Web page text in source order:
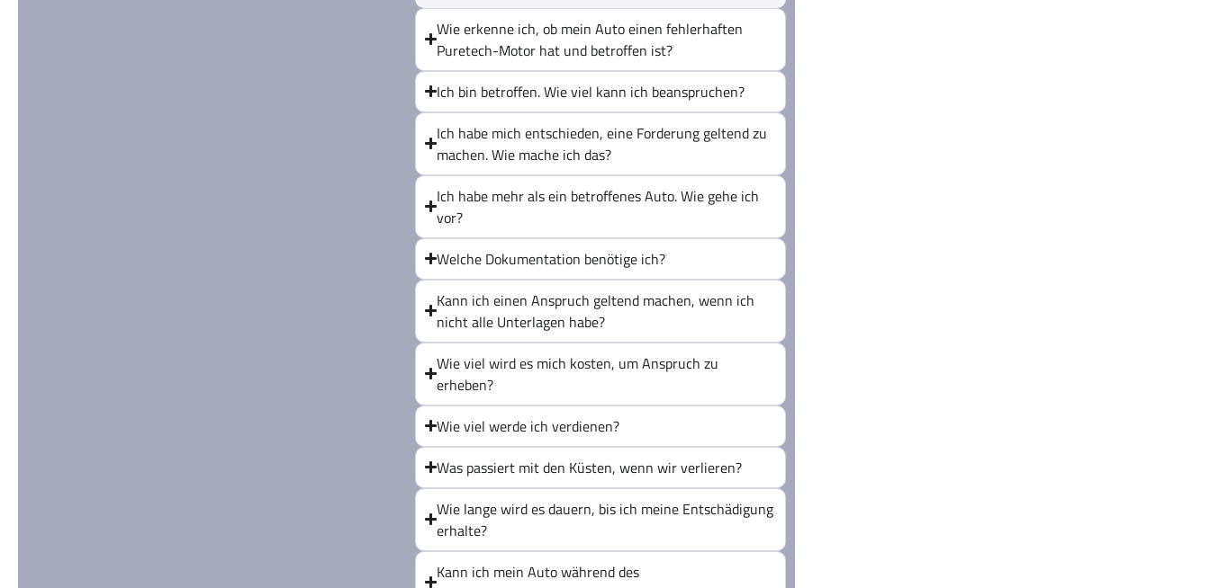
Wie erkenne ich, ob mein Auto einen fehlerhaften
Puretech-Motor hat und betroffen ist?
Ich bin betroffen. Wie viel kann ich beanspruchen?
Ich habe mich entschieden, eine Forderung geltend zu
machen. Wie mache ich das?
Ich habe mehr als ein betroffenes Auto. Wie gehe ich
vor?
Welche Dokumentation benötige ich?
Kann ich einen Anspruch geltend machen, wenn ich
nicht alle Unterlagen habe?
Wie viel wird es mich kosten, um Anspruch zu
erheben?
Wie viel werde ich verdienen?
Was passiert mit den Küsten, wenn wir verlieren?
Wie lange wird es dauern, bis ich meine Entschädigung
erhalte?
Kann ich mein Auto während des